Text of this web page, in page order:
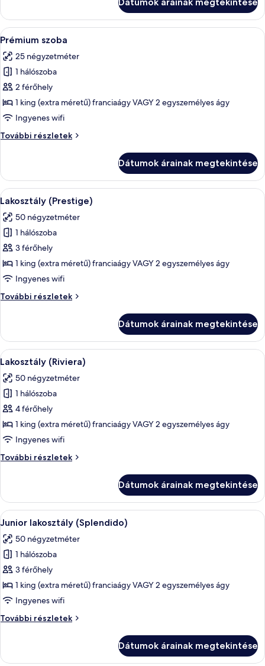
A
következő
szoba
összes
képének
megtekintése:
Prémium
Egy szállodai szoba, amelyben egy
3
Prémium szoba
25 négyzetméter
1 hálószoba
2 férőhely
1 king (extra méretű) franciaágy VAGY 2 egyszemélyes ágy
Ingyenes wifi
További részletek
Prémium
Dátumok árainak megtekintése
A
következő
szoba
összes
képének
megtekintése:
Lakosztály
Egy szoba, amelyben van egy
8
Lakosztály (Prestige)
50 négyzetméter
1 hálószoba
3 férőhely
1 king (extra méretű) franciaágy VAGY 2 egyszemélyes ágy
Ingyenes wifi
További részletek
Lakosztály
Dátumok árainak megtekintése
A
következő
szoba
összes
képének
megtekintése:
Lakosztály
Egy fehér és arany színvilágú
11
Lakosztály (Riviera)
50 négyzetméter
1 hálószoba
4 férőhely
1 king (extra méretű) franciaágy VAGY 2 egyszemélyes ágy
Ingyenes wifi
További részletek
Lakosztály
Dátumok árainak megtekintése
A
következő
szoba
összes
képének
megtekintése:
Junior
(Splendido)
Junior lakosztály (Splendido) |
7
Junior lakosztály (Splendido)
50 négyzetméter
1 hálószoba
3 férőhely
1 king (extra méretű) franciaágy VAGY 2 egyszemélyes ágy
Ingyenes wifi
További részletek
Junior
részletei
Dátumok árainak megtekintése